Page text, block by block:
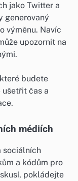
jako Twitter a
generovaný
výměnu. Navíc
upozornit na
budete
čas a
médiích
sociálních
a kódům pro
pokládejte